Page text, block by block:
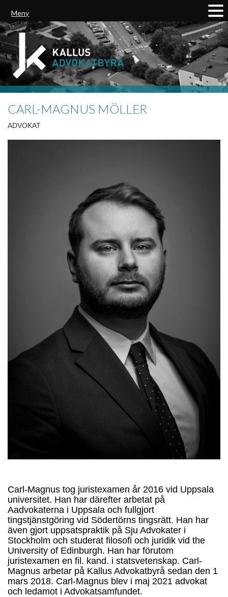
CARL-MAGNUS MÖLLER
ADVOKAT
Carl-Magnus tog juristexamen år 2016 vid Uppsala
universitet. Han har därefter arbetat på
Aadvokaterna i Uppsala och fullgjort
tingstjänstgöring vid Södertörns tingsrätt. Han har
även gjort uppsatspraktik på Sju Advokater i
Stockholm och studerat filosofi och juridik vid the
University of Edinburgh. Han har förutom
juristexamen en fil. kand. i statsvetenskap. Carl-
Magnus arbetar på Kallus Advokatbyrå sedan den 1
mars 2018. Carl-Magnus blev i maj 2021 advokat
och ledamot i Advokatsamfundet.
Meny